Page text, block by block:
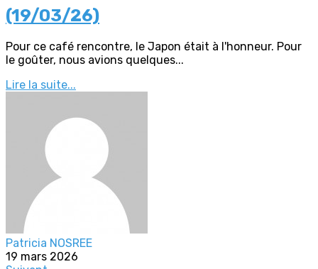
(19/03/26)
Pour ce café rencontre, le Japon était à l'honneur. Pour
le goûter, nous avions quelques...
Lire la suite...
Patricia NOSREE
19 mars 2026